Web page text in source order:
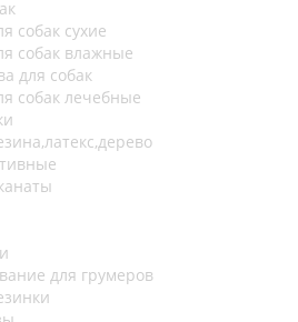
собак сухие
собак влажные
для собак
собак лечебные
для грумеров